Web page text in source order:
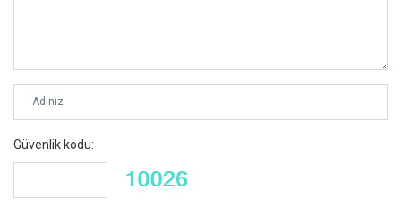
Güvenlik kodu: